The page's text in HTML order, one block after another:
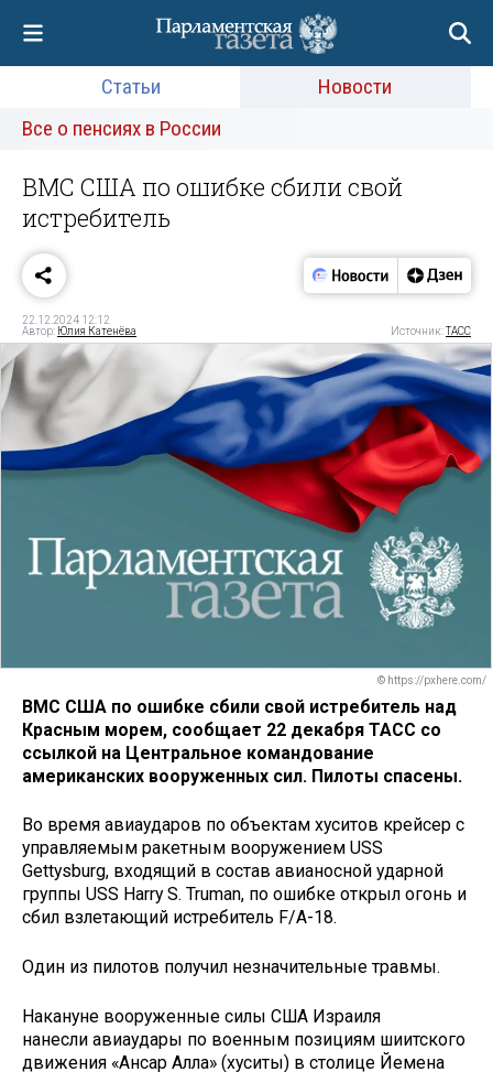
Статьи
Новости
Все о пенсиях в России
ВМС США по ошибке сбили свой
истребитель
22.12.2024 12:12
Автор: Юлия Катенёва Источник:ТАСС
© https://pxhere.com/
ВМС США по ошибке сбили свой истребитель над
Красным морем, сообщает 22 декабря ТАСС со
ссылкой на Центральное командование
американских вооруженных сил. Пилоты спасены.
Во время авиаударов по объектам хуситов крейсер с
управляемым ракетным вооружением USS
Gettysburg, входящий в состав авианосной ударной
группы USS Harry S. Truman, по ошибке открыл огонь и
сбил взлетающий истребитель F/A-18.
Один из пилотов получил незначительные травмы.
Накануне вооруженные силы США Израиля
нанесли авиаудары по военным позициям шиитского
движения «Ансар Алла» (хуситы) в столице Йемена